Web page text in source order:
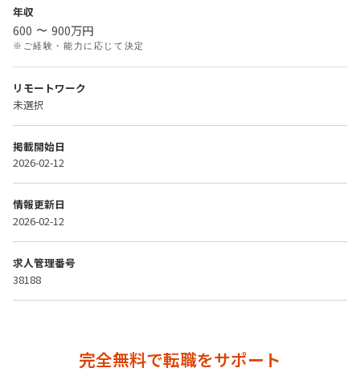
年収
600 〜 900万円
※ご経験・能力に応じて決定
リモートワーク
未選択
掲載開始日
2026-02-12
情報更新日
2026-02-12
求人管理番号
38188
完全無料で転職をサポート